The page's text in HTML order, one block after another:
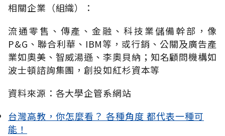
相關企業（組織）：
流通零售、傳產、金融、科技業儲備幹部，像
P&G、聯合利華、IBM等，或行銷、公關及廣告產
業如奧美、智威湯遜、李奧貝納；知名顧問機構如
波士頓諮詢集團，創投如紅杉資本等
資料來源：各大學企管系網站
台灣高教，你怎麼看？ 各種角度 都代表一種可
能！